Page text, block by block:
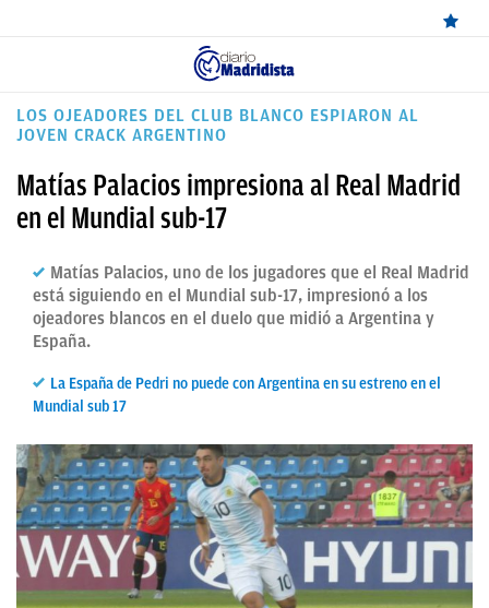
ÚLTIMAS
REAL
MADRID
BALONCESTO
CANTERA
FICHAJES
DIRECTO
PAPARAZZI
OKDIARIO
LOS OJEADORES DEL CLUB BLANCO ESPIARON AL
JOVEN CRACK ARGENTINO
Matías Palacios impresiona al Real Madrid
en el Mundial sub-17
Matías Palacios, uno de los jugadores que el Real Madrid
está siguiendo en el Mundial sub-17, impresionó a los
ojeadores blancos en el duelo que midió a Argentina y
España.
La España de Pedri no puede con Argentina en su estreno en el
Mundial sub 17